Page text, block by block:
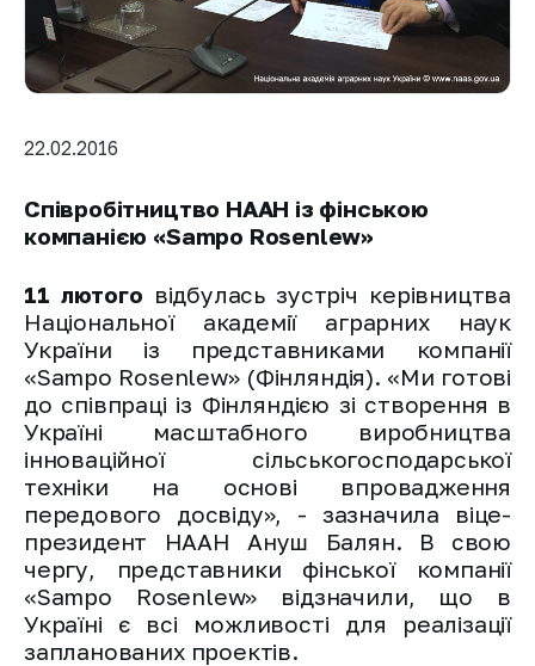
22.02.2016
Співробітництво НААН із фінською
компанією «Sampo Rosenlew»
11 лютого відбулась зустріч керівництва
Національної академії аграрних наук
України із представниками компанії
«Sampo Rosenlew» (Фінляндія). «Ми готові
до співпраці із Фінляндією зі створення в
Україні масштабного виробництва
інноваційної сільськогосподарської
техніки на основі впровадження
передового досвіду», - зазначила віце-
президент НААН Ануш Балян. В свою
чергу, представники фінської компанії
«Sampo Rosenlew» відзначили, що в
Україні є всі можливості для реалізації
запланованих проектів.